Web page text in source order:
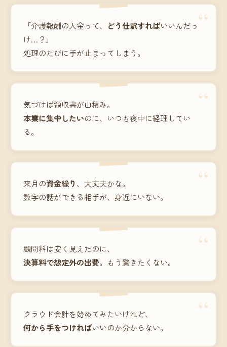
“
「介護報酬の入金って、 どう仕訳すればいいんだっ
け…？」
処理のたびに手が止まってしまう。
“
気づけば領収書が山積み。
本業に集中したいのに、いつも夜中に経理してい
る。
“
来月の資金繰り 、大丈夫かな。
数字の話ができる相手が、身近にいない。
“
顧問料は安く見えたのに、
決算料で想定外の出費。もう驚きたくない。
“
クラウド会計を始めてみたいけれど、
何から手をつければいいのか分からない。